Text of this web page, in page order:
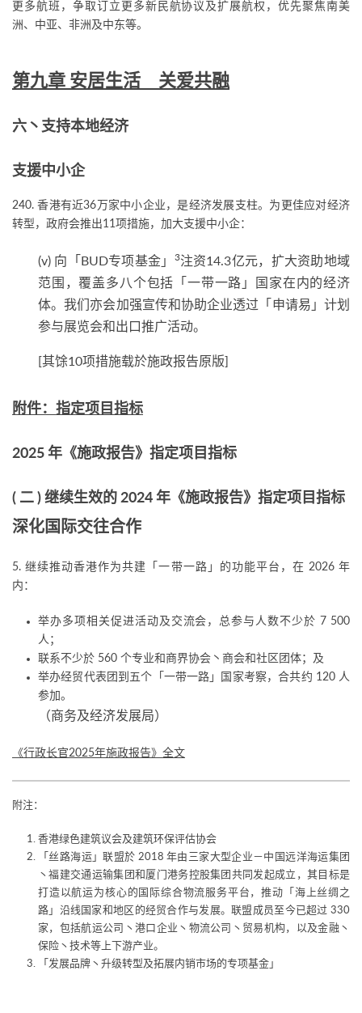
更多航班，争取订立更多新民航协议及扩展航权，优先聚焦南美
洲、中亚、非洲及中东等。
第九章 安居生活 关爱共融
六丶支持本地经济
支援中小企
240. 香港有近36万家中小企业，是经济发展支柱。为更佳应对经济
转型，政府会推出11项措施，加大支援中小企：
(v) 向「BUD专项基金」 3注资14.3亿元，扩大资助地域
范围，覆盖多八个包括「一带一路」国家在内的经济
体。我们亦会加强宣传和协助企业透过「申请易」计划
参与展览会和出口推广活动。
[其馀10项措施载於施政报告原版]
附件：指定项目指标
2025 年《施政报告》指定项目指标
( 二 ) 继续生效的 2024 年《施政报告》指定项目指标
深化国际交往合作
5. 继续推动香港作为共建「一带一路」的功能平台，在 2026 年
内：
举办多项相关促进活动及交流会，总参与人数不少於 7 500
人；
联系不少於 560 个专业和商界协会丶商会和社区团体；及
举办经贸代表团到五个「一带一路」国家考察，合共约 120 人
参加。
（商务及经济发展局）
《行政长官2025年施政报告》全文
附注：
香港绿色建筑议会及建筑环保评估协会
「丝路海运」联盟於 2018 年由三家大型企业－中国远洋海运集团
丶福建交通运输集团和厦门港务控股集团共同发起成立，其目标是
打造以航运为核心的国际综合物流服务平台，推动「海上丝绸之
路」沿线国家和地区的经贸合作与发展。联盟成员至今已超过 330
家，包括航运公司丶港口企业丶物流公司丶贸易机构，以及金融丶
保险丶技术等上下游产业。
「发展品牌丶升级转型及拓展内销市场的专项基金」